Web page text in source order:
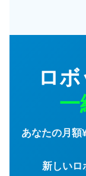
ロボ
一
あなたの月額
新しいロ